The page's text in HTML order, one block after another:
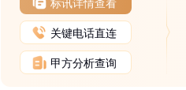
关键电话直连
甲方分析查询